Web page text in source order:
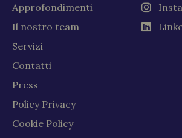
Approfondimenti
Il nostro team
Servizi
Contatti
Press
Policy Privacy
Cookie Policy